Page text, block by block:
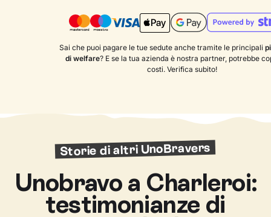
Sai che puoi pagare le tue sedute anche tramite le principali
di welfare? E se la tua azienda è nostra partner, potrebbe
costi. Verifica subito!
Storie di altri UnoBravers
Unobravo a Charleroi:
testimonianze di